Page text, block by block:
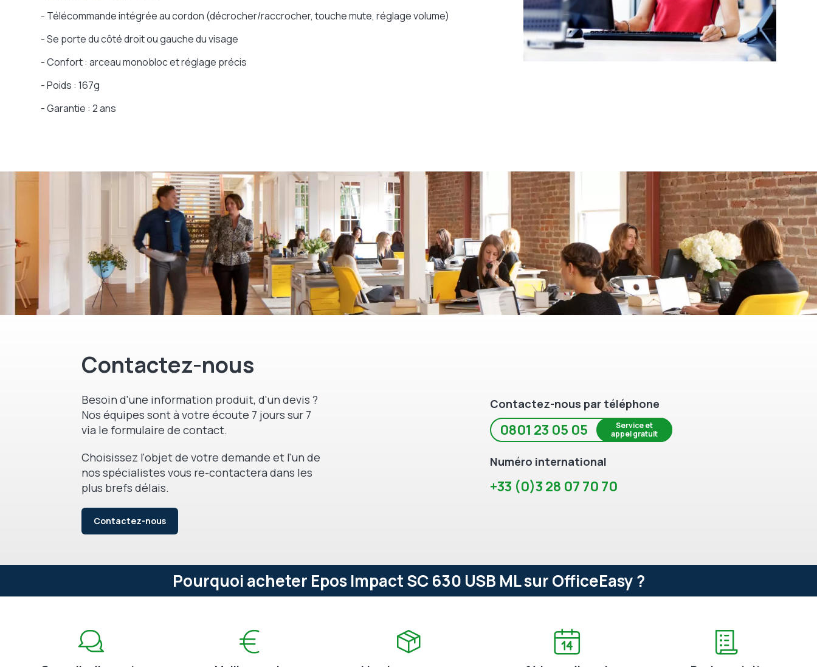
- Télécommande intégrée au cordon (décrocher/raccrocher, touche mute, réglage volume)
- Se porte du côté droit ou gauche du visage
- Confort : arceau monobloc et réglage précis
- Poids : 167g
- Garantie : 2 ans
Contactez-nous
Besoin d'une information produit, d'un devis ?
Nos équipes sont à votre écoute 7 jours sur 7
via le formulaire de contact.
Choisissez l'objet de votre demande et l'un de
nos spécialistes vous re-contactera dans les
plus brefs délais.
Contactez-nous
Contactez-nous par téléphone
0801 23 05 05
Service et
appel gratuit
Numéro international
+33 (0)3 28 07 70 70
Pourquoi acheter Epos Impact SC 630 USB ML sur OfficeEasy ?